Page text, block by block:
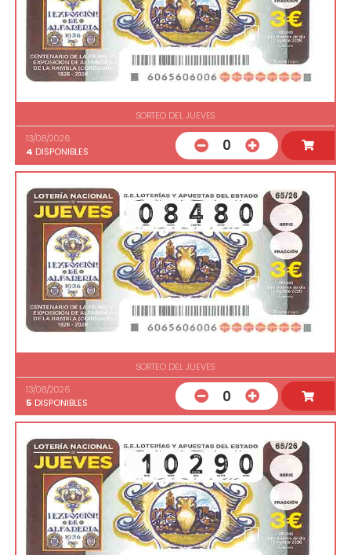
SORTEO DEL JUEVES
13/08/2026
4 DISPONIBLES 0
SORTEO DEL JUEVES
13/08/2026
5 DISPONIBLES 0